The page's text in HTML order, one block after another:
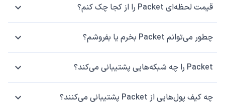
قیمت لحظه‌ای Packet را از کجا چک کنم؟
چطور می‌توانم Packet بخرم یا بفروشم؟
Packet را چه شبکه‌هایی پشتیبانی می‌کند؟
چه کیف پول‌هایی از Packet پشتیبانی می‌کنند؟